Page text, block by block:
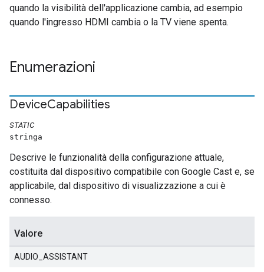
quando la visibilità dell'applicazione cambia, ad esempio
quando l'ingresso HDMI cambia o la TV viene spenta.
Enumerazioni
DeviceCapabilities
STATIC
stringa
Descrive le funzionalità della configurazione attuale,
costituita dal dispositivo compatibile con Google Cast e, se
applicabile, dal dispositivo di visualizzazione a cui è
connesso.
Valore
AUDIO_ASSISTANT